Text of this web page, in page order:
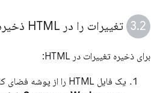
تغییرات را در HTML ذخیره کنید
برای ذخیره تغییرات در HTML:
یک فایل HTML را از پوشه فضای کاری متصل خود در